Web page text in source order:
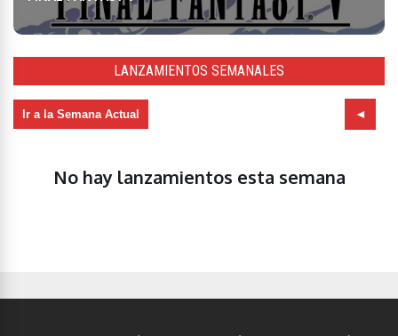
LANZAMIENTOS SEMANALES
Ir a la Semana Actual
No hay lanzamientos esta semana